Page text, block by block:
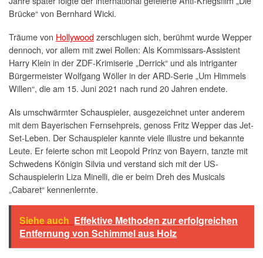
Brücke“ von Bernhard Wicki.
Träume von Hollywoodzerschlugen sich, berühmt wurde Wepper
dennoch, vor allem mit zwei Rollen: Als Kommissars-Assistent
Harry Klein in der ZDF-Krimiserie „Derrick“ und als intriganter
Bürgermeister Wolfgang Wöller in der ARD-Serie „Um Himmels
Willen“, die am 15. Juni 2021 nach rund 20 Jahren endete.
Als umschwärmter Schauspieler, ausgezeichnet unter anderem
mit dem Bayerischen Fernsehpreis, genoss Fritz Wepper das Jet-
Set-Leben. Der Schauspieler kannte viele illustre und bekannte
Leute. Er feierte schon mit Leopold Prinz von Bayern, tanzte mit
Schwedens Königin Silvia und verstand sich mit der US-
Schauspielerin Liza Minelli, die er beim Dreh des Musicals
„Cabaret“ kennenlernte.
Siehe auch Effektive Methoden zur erfolgreichen
Entfernung von Schimmel aus Holz